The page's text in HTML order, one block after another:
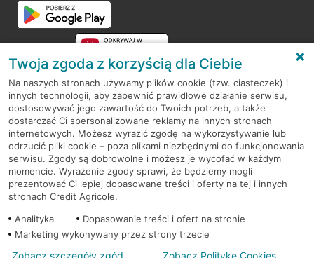
RODO
Regulamin serwisu
Mapa serwisu
PolitykaCookies
Twoja zgoda z korzyścią dla Ciebie
Na naszych stronach używamy plików cookie (tzw. ciasteczek) i
innych technologii, aby zapewnić prawidłowe działanie serwisu,
dostosowywać jego zawartość do Twoich potrzeb, a także
dostarczać Ci spersonalizowane reklamy na innych stronach
internetowych. Możesz wyrazić zgodę na wykorzystywanie lub
odrzucić pliki cookie – poza plikami niezbędnymi do funkcjonowania
serwisu. Zgody są dobrowolne i możesz je wycofać w każdym
momencie. Wyrażenie zgody sprawi, że będziemy mogli
prezentować Ci lepiej dopasowane treści i oferty na tej i innych
stronach Credit Agricole.
Analityka
Dopasowanie treści i ofert na stronie
Marketing wykonywany przez strony trzecie
Zobacz szczegóły zgód Zobacz Politykę Cookies